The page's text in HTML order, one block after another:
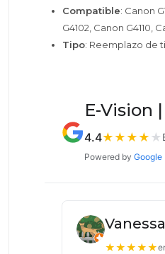
Compatible: Canon
G4102, Canon G4110,
Tipo: Reemplazo de
E-Vision
4.4★ ★ ★ ★ ★
Powered by Google
★★★★★